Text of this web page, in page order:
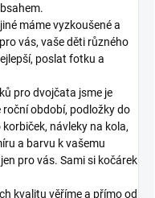
máme vyzkoušené a
vás, vaše děti různého
poslat fotku a
pro dvojčata jsme je
období, podložky do
návleky na kola,
a barvu k vašemu
pro vás. Sami si kočárek
kvalitu věříme a přímo od